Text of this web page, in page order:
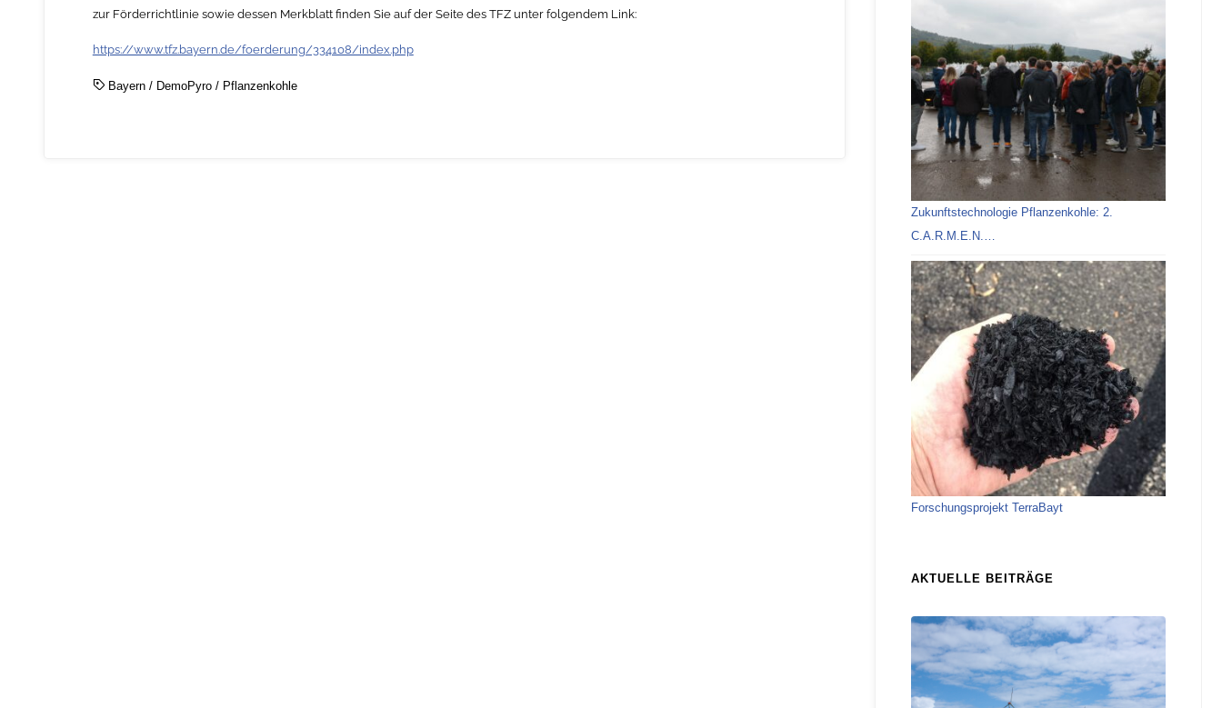
zur Förderrichtlinie sowie dessen Merkblatt finden Sie auf der Seite des TFZ unter folgendem Link:
https://www.tfz.bayern.de/foerderung/334108/index.php
Bayern/ DemoPyro/ Pflanzenkohle
Zukunftstechnologie Pflanzenkohle: 2.
C.A.R.M.E.N.…
Forschungsprojekt TerraBayt
AKTUELLE BEITRÄGE